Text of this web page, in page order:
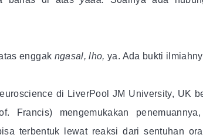
enggak ngasal, lho, ya. Ada bukti
di LiverPool JM University, UK
Francis) mengemukakan
terbentuk lewat reaksi dari sentuhan